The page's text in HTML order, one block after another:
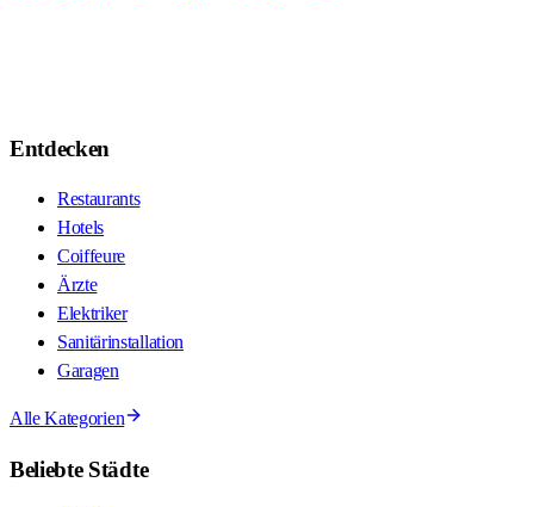
Entdecken
Restaurants
Hotels
Coiffeure
Ärzte
Elektriker
Sanitärinstallation
Garagen
Alle Kategorien
Beliebte Städte